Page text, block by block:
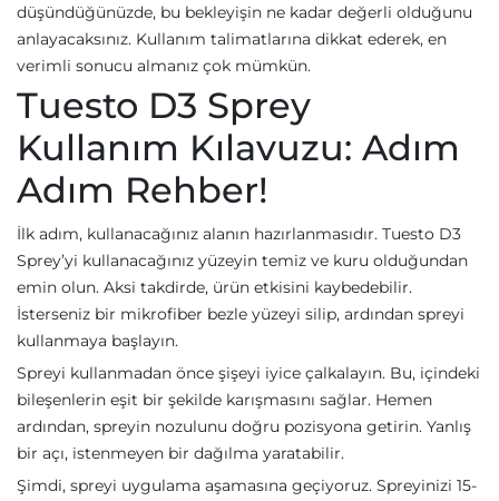
düşündüğünüzde, bu bekleyişin ne kadar değerli olduğunu
anlayacaksınız. Kullanım talimatlarına dikkat ederek, en
verimli sonucu almanız çok mümkün.
Tuesto D3 Sprey
Kullanım Kılavuzu: Adım
Adım Rehber!
İlk adım, kullanacağınız alanın hazırlanmasıdır. Tuesto D3
Sprey’yi kullanacağınız yüzeyin temiz ve kuru olduğundan
emin olun. Aksi takdirde, ürün etkisini kaybedebilir.
İsterseniz bir mikrofiber bezle yüzeyi silip, ardından spreyi
kullanmaya başlayın.
Spreyi kullanmadan önce şişeyi iyice çalkalayın. Bu, içindeki
bileşenlerin eşit bir şekilde karışmasını sağlar. Hemen
ardından, spreyin nozulunu doğru pozisyona getirin. Yanlış
bir açı, istenmeyen bir dağılma yaratabilir.
Şimdi, spreyi uygulama aşamasına geçiyoruz. Spreyinizi 15-